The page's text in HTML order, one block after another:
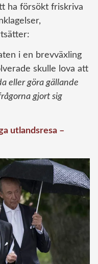
ha försökt friskriva
i en brevväxling
skulle lova att
eller göra gällande
gjort sig
utlandsresa –